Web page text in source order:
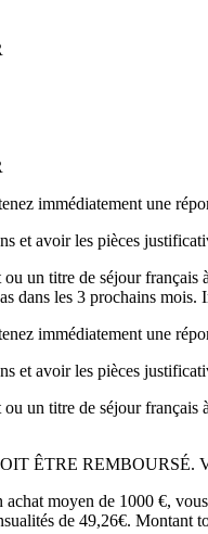
immédiatement une
et avoir les pièces
un titre de séjour français
dans les 3 prochains
immédiatement une
et avoir les pièces
un titre de séjour français
ÊTRE
moyen de 1000 €,
de 49,26€. Montant